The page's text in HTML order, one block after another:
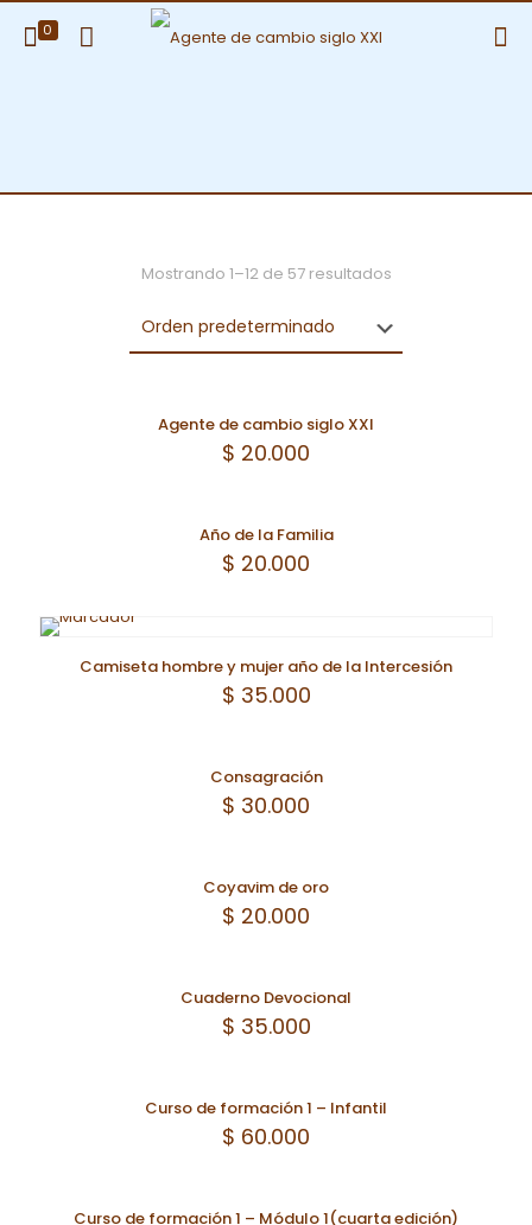
0
Mostrando 1–12 de 57 resultados
Agente de cambio siglo XXI
$ 20.000
Año de la Familia
$ 20.000
Camiseta hombre y mujer año de la Intercesión
$ 35.000
Consagración
$ 30.000
Coyavim de oro
$ 20.000
Cuaderno Devocional
$ 35.000
Curso de formación 1 – Infantil
$ 60.000
Curso de formación 1 – Módulo 1(cuarta edición)